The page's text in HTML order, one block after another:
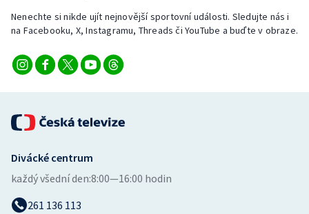
Nenechte si nikde ujít nejnovější sportovní události. Sledujte nás i
na Facebooku, X, Instagramu, Threads či YouTube a buďte v obraze.
Divácké centrum
každý všední den:8:00—16:00 hodin
261 136 113